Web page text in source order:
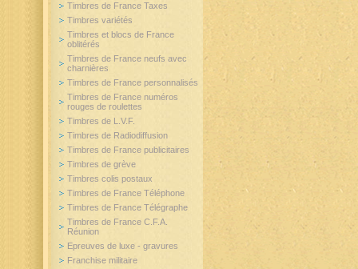
Timbres de France Taxes
Timbres variétés
Timbres et blocs de France
oblitérés
Timbres de France neufs avec
charnières
Timbres de France personnalisés
Timbres de France numéros
rouges de roulettes
Timbres de L.V.F.
Timbres de Radiodiffusion
Timbres de France publicitaires
Timbres de grève
Timbres colis postaux
Timbres de France Téléphone
Timbres de France Télégraphe
Timbres de France C.F.A.
Réunion
Epreuves de luxe - gravures
Franchise militaire